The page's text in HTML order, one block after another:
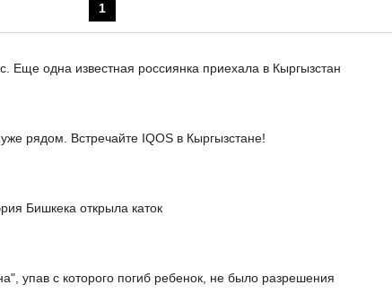
1
Еще одна известная россиянка приехала в Кыргызстан
рядом. Встречайте IQOS в Кыргызстане!
Бишкека открыла каток
упав с которого погиб ребенок, не было разрешения